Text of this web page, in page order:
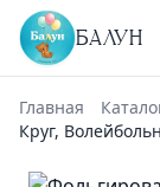
БАЛУН
Главная
Круг,